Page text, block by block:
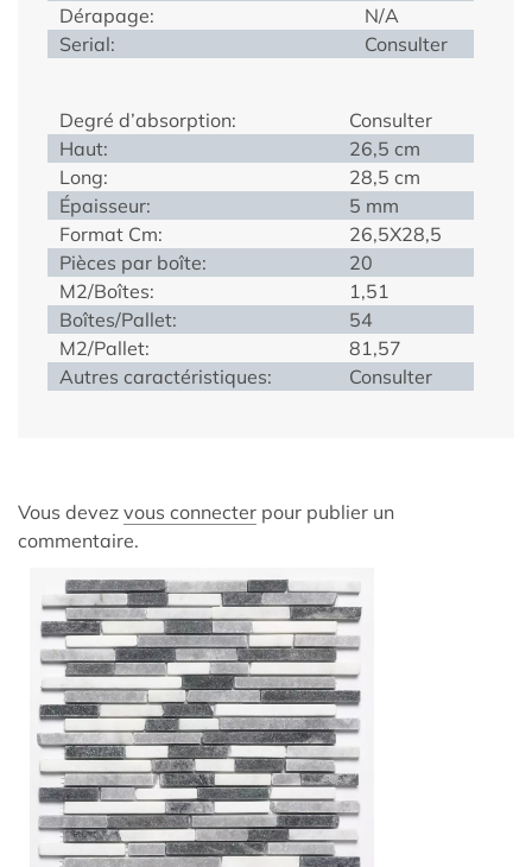
Dérapage:
N/A
Serial:
Consulter
Degré d’absorption:
Consulter
Haut:
26,5 cm
Long:
28,5 cm
Épaisseur:
5 mm
Format Cm:
26,5X28,5
Pièces par boîte:
20
M2/Boîtes:
1,51
Boîtes/Pallet:
54
M2/Pallet:
81,57
Autres caractéristiques:
Consulter
Vous devez vous connecter pour publier un
commentaire.